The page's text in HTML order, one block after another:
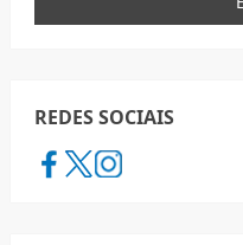
REDES SOCIAIS